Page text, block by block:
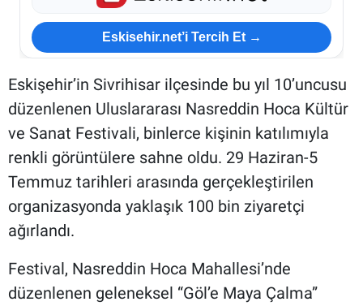
Eskisehir.net’i Tercih Et →
Eskişehir’in Sivrihisar ilçesinde bu yıl 10’uncusu
düzenlenen Uluslararası Nasreddin Hoca Kültür
ve Sanat Festivali, binlerce kişinin katılımıyla
renkli görüntülere sahne oldu. 29 Haziran-5
Temmuz tarihleri arasında gerçekleştirilen
organizasyonda yaklaşık 100 bin ziyaretçi
ağırlandı.
Festival, Nasreddin Hoca Mahallesi’nde
düzenlenen geleneksel “Göl’e Maya Çalma”